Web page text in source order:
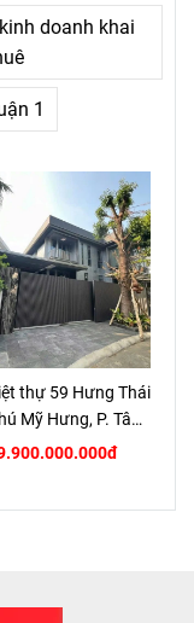
doanh khai
1
thự 59 Hưng Thái
Mỹ Hưng, P. Tân
Hưng, Quận 7